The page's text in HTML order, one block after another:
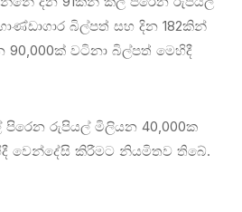
බිල්පත් සහ දින 182කින්
වටිනා බිල්පත් මෙහිදී
රුපියල් මිලියන 40,000ක
වෙන්දේසි කිරීමට නියමිතව තිබේ.